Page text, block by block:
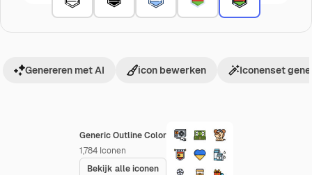
Generic Outline Color
1,784 Iconen
Bekijk alle iconen
Genereren met AI icon bewerken Iconenset